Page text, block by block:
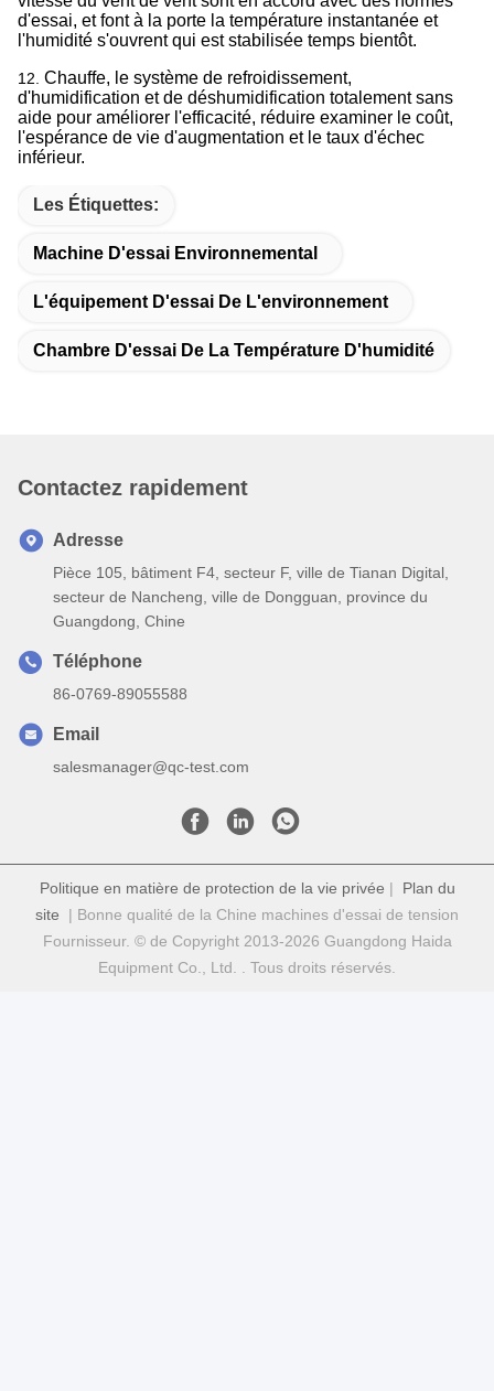
d'essai, et font à la porte la température instantanée et
l'humidité s'ouvrent qui est stabilisée temps bientôt.
12. Chauffe, le système de refroidissement,
d'humidification et de déshumidification totalement sans
aide pour améliorer l'efficacité, réduire examiner le coût,
l'espérance de vie d'augmentation et le taux d'échec
inférieur.
Les Étiquettes:
Machine D'essai Environnemental
L'équipement D'essai De L'environnement
Chambre D'essai De La Température D'humidité
Contactez rapidement
Adresse
Pièce 105, bâtiment F4, secteur F, ville de Tianan Digital,
secteur de Nancheng, ville de Dongguan, province du
Guangdong, Chine
Téléphone
86-0769-89055588
Email
salesmanager@qc-test.com
Politique en matière de protection de la vie privée | Plan du
site | Bonne qualité de la Chine machines d'essai de tension
Fournisseur. © de Copyright 2013-2026 Guangdong Haida
Equipment Co., Ltd. . Tous droits réservés.